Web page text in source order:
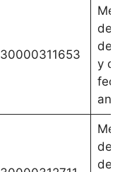
30000311653
del 1
de
y
fecha
del 1
de